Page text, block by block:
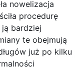
nowelizacja
procedurę
ją bardziej
te obejmują
już po kilku